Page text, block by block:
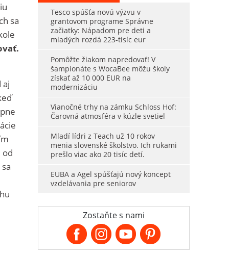
sa
aj
od
Tesco spúšťa novú výzvu v
grantovom programe Správne
začiatky: Nápadom pre deti a
mladých rozdá 223-tisíc eur
Pomôžte žiakom napredovať! V
šampionáte s WocaBee môžu školy
získať až 10 000 EUR na
modernizáciu
Vianočné trhy na zámku Schloss Hof:
Čarovná atmosféra v kúzle svetiel
Mladí lídri z Teach už 10 rokov
menia slovenské školstvo. Ich rukami
prešlo viac ako 20 tisíc detí.
EUBA a Agel spúšťajú nový koncept
vzdelávania pre seniorov
Zostaňte s nami